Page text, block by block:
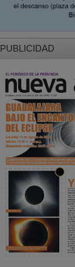
PUBLICIDAD